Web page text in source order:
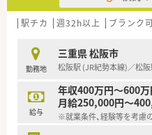
駅チカ 週32h以上 ブランク
勤務地
三重県 松阪市
松阪駅 (JR紀勢本線)／松
給与
年収400万円～600万
月給250,000円～
※就業条件、経験等を考慮